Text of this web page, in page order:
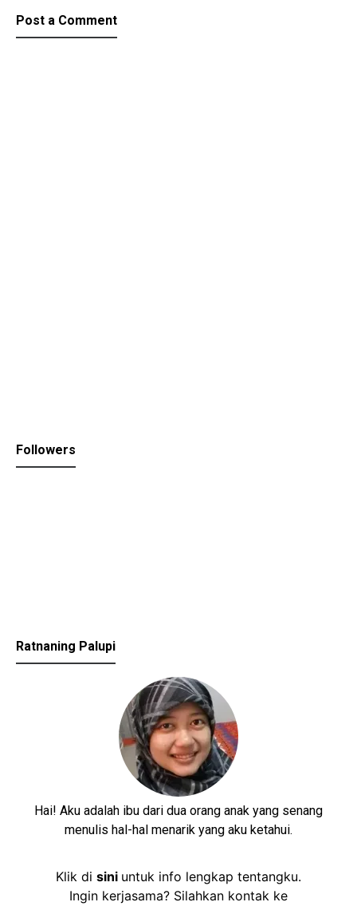
Post a Comment
Followers
Ratnaning Palupi
Hai! Aku adalah ibu dari dua orang anak yang senang
menulis hal-hal menarik yang aku ketahui.
Klik di sini untuk info lengkap tentangku.
Ingin kerjasama? Silahkan kontak ke